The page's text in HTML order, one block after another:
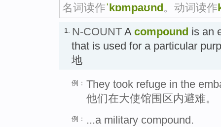
名词读作ˈkɒmpaʊnd 。动词读作
1. N-COUNT A compound is an
that is used for a particular
地
例： They took refuge in the
他们在大使馆围区内避难。
例：
...a military compound.